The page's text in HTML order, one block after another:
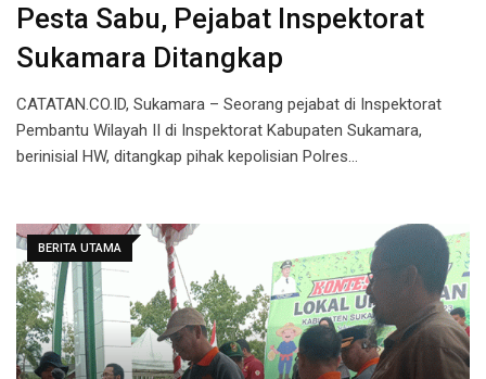
Pesta Sabu, Pejabat Inspektorat
Sukamara Ditangkap
CATATAN.CO.ID, Sukamara – Seorang pejabat di Inspektorat
Pembantu Wilayah II di Inspektorat Kabupaten Sukamara,
berinisial HW, ditangkap pihak kepolisian Polres…
BERITA UTAMA